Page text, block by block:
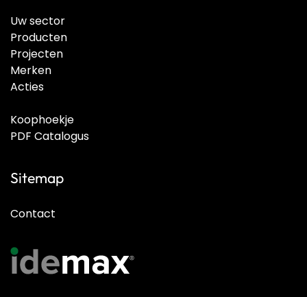
Uw sector
Producten
Projecten
Merken
Acties
Koophoekje
PDF Catalogus
Sitemap
Contact